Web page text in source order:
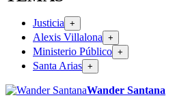
Justicia +
Alexis Villalona +
Ministerio Público +
Santa Arias +
Wander Santana